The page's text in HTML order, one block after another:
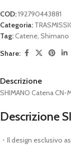
COD:192790443881
Categoria:
Tag:Catene, Shimano
Share:
Descrizione
SHIMANO Catena CN-
Descrizione
・Il design esclusivo